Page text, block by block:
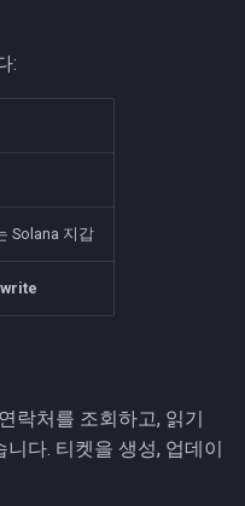
:
Solana 지갑
락처를 조회하고, 읽기
다. 티켓을 생성, 업데이